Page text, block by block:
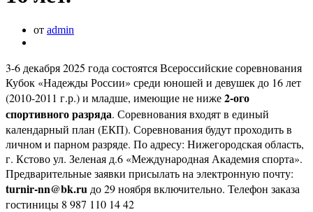
от admin
3-6 декабря 2025 года состоятся Всероссийские соревнования
Кубок «Надежды России» среди юношей и девушек до 16 лет
(2010-2011 г.р.) и младше, имеющие не ниже2-ого
спортивного разряда. Соревнования входят в единый
календарный план (ЕКП). Соревнования будут проходить в
личном и парном разряде. По адресу: Нижегородская область,
г. Кстово ул. Зеленая д.6 «Международная Академия спорта».
Предварительные заявки присылать на электронную почту:
turnir-nn@bk.ru до 29 ноября включительно. Телефон заказа
гостиницы 8 987 110 14 42